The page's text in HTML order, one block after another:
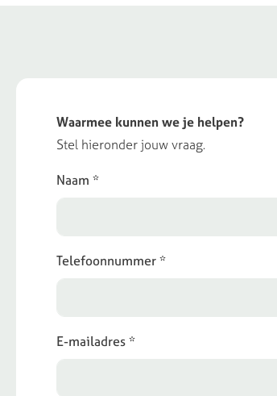
Waarmee kunnen we je helpen?
Stel hieronder jouw vraag.
Naam *
Telefoonnummer *
E-mailadres *